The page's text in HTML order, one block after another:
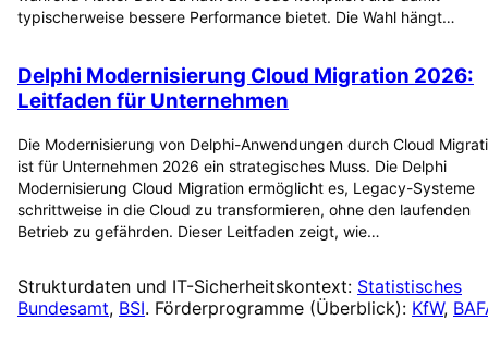
typischerweise bessere Performance bietet. Die Wahl hängt…
Delphi Modernisierung Cloud Migration 2026:
Leitfaden für Unternehmen
Die Modernisierung von Delphi-Anwendungen durch Cloud
ist für Unternehmen 2026 ein strategisches Muss. Die Delphi
Modernisierung Cloud Migration ermöglicht es, Legacy-Systeme
schrittweise in die Cloud zu transformieren, ohne den laufenden
Betrieb zu gefährden. Dieser Leitfaden zeigt, wie…
Strukturdaten und IT-Sicherheitskontext: Statistisches
Bundesamt, BSI. Förderprogramme (Überblick): KfW,